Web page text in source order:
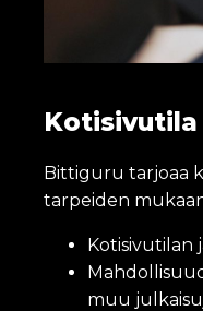
Kotisivutila
Bittiguru tarjoaa
tarpeiden
Kotisivutilan
muu